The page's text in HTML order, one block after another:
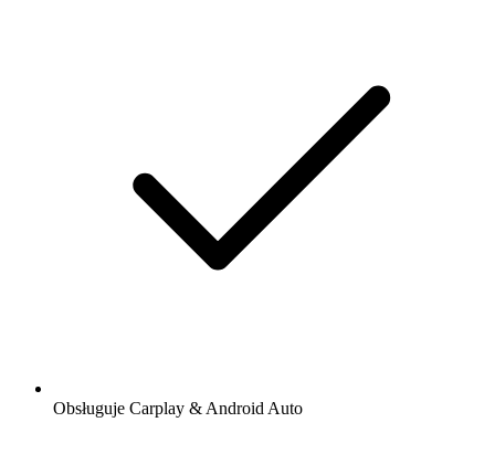
Obsługuje Carplay & Android Auto